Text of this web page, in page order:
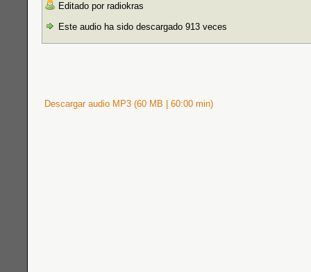
Editado por radiokras
Este audio ha sido descargado 913 veces
Descargar audio MP3 (60 MB | 60:00 min)